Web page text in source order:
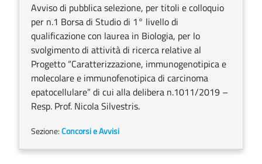
Avviso di pubblica selezione, per titoli e colloquio
per n.1 Borsa di Studio di 1° livello di
qualificazione con laurea in Biologia, per lo
svolgimento di attività di ricerca relative al
Progetto “Caratterizzazione, immunogenotipica e
molecolare e immunofenotipica di carcinoma
epatocellulare” di cui alla delibera n.1011/2019 –
Resp. Prof. Nicola Silvestris.
Sezione:Concorsi e Avvisi